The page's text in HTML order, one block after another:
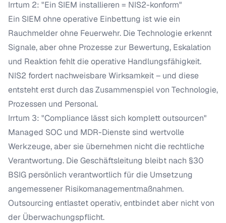
Irrtum 2: "Ein SIEM installieren = NIS2-konform"
Ein SIEM ohne operative Einbettung ist wie ein
Rauchmelder ohne Feuerwehr. Die Technologie erkennt
Signale, aber ohne Prozesse zur Bewertung, Eskalation
und Reaktion fehlt die operative Handlungsfähigkeit.
NIS2 fordert nachweisbare Wirksamkeit – und diese
entsteht erst durch das Zusammenspiel von Technologie,
Prozessen und Personal.
Irrtum 3: "Compliance lässt sich komplett outsourcen"
Managed SOC und MDR-Dienste sind wertvolle
Werkzeuge, aber sie übernehmen nicht die rechtliche
Verantwortung. Die Geschäftsleitung bleibt nach §30
BSIG persönlich verantwortlich für die Umsetzung
angemessener Risikomanagementmaßnahmen.
Outsourcing entlastet operativ, entbindet aber nicht von
der Überwachungspflicht.